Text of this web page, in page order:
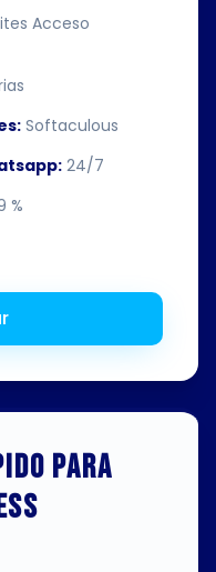
Acceso
Softaculous
24/7
%
PARA